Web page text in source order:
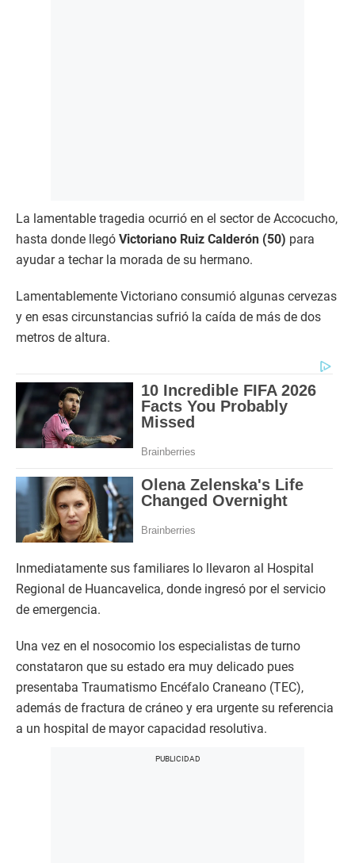
La lamentable tragedia ocurrió en el sector de Accocucho,
hasta donde llegó Victoriano Ruiz Calderón (50) para
ayudar a techar la morada de su hermano.
Lamentablemente Victoriano consumió algunas cervezas
y en esas circunstancias sufrió la caída de más de dos
metros de altura.
Inmediatamente sus familiares lo llevaron al Hospital
Regional de Huancavelica, donde ingresó por el servicio
de emergencia.
Una vez en el nosocomio los especialistas de turno
constataron que su estado era muy delicado pues
presentaba Traumatismo Encéfalo Craneano (TEC),
además de fractura de cráneo y era urgente su referencia
a un hospital de mayor capacidad resolutiva.